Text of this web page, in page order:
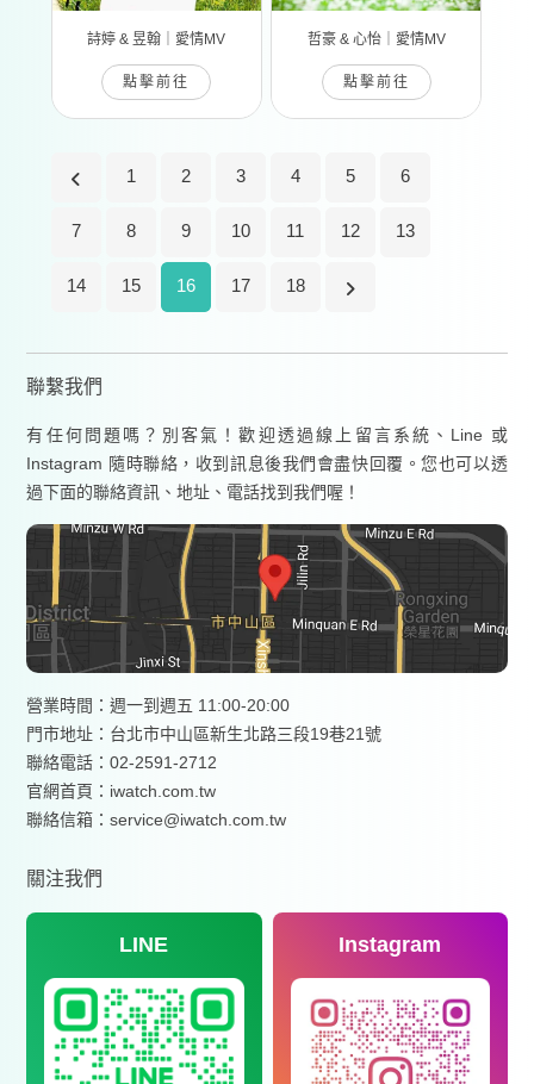
詩婷 & 昱翰｜愛情MV
點擊前往
哲豪 & 心怡｜愛情MV
點擊前往
1 2 3 4 5 6
7 8 9 10 11 12 13
14 15 16 17 18
聯繫我們
有任何問題嗎？別客氣！歡迎透過線上留言系統、Line 或
Instagram 隨時聯絡，收到訊息後我們會盡快回覆。您也可以透
過下面的聯絡資訊、地址、電話找到我們喔！
營業時間：週一到週五 11:00-20:00
門市地址：台北市中山區新生北路三段19巷21號
聯絡電話：02-2591-2712
官網首頁： iwatch.com.tw
聯絡信箱：service@iwatch.com.tw
關注我們
LINE Instagram